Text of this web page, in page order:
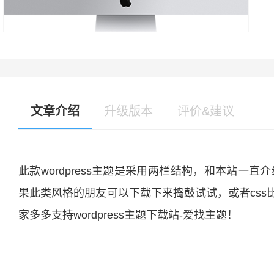
文章介绍 升级版本 评价&建议
此款wordpress主题是采用两栏结构，和本站一直介
果此类风格的朋友可以下载下来捣鼓试试，或者
家多多支持wordpress主题下载站-爱找主题！